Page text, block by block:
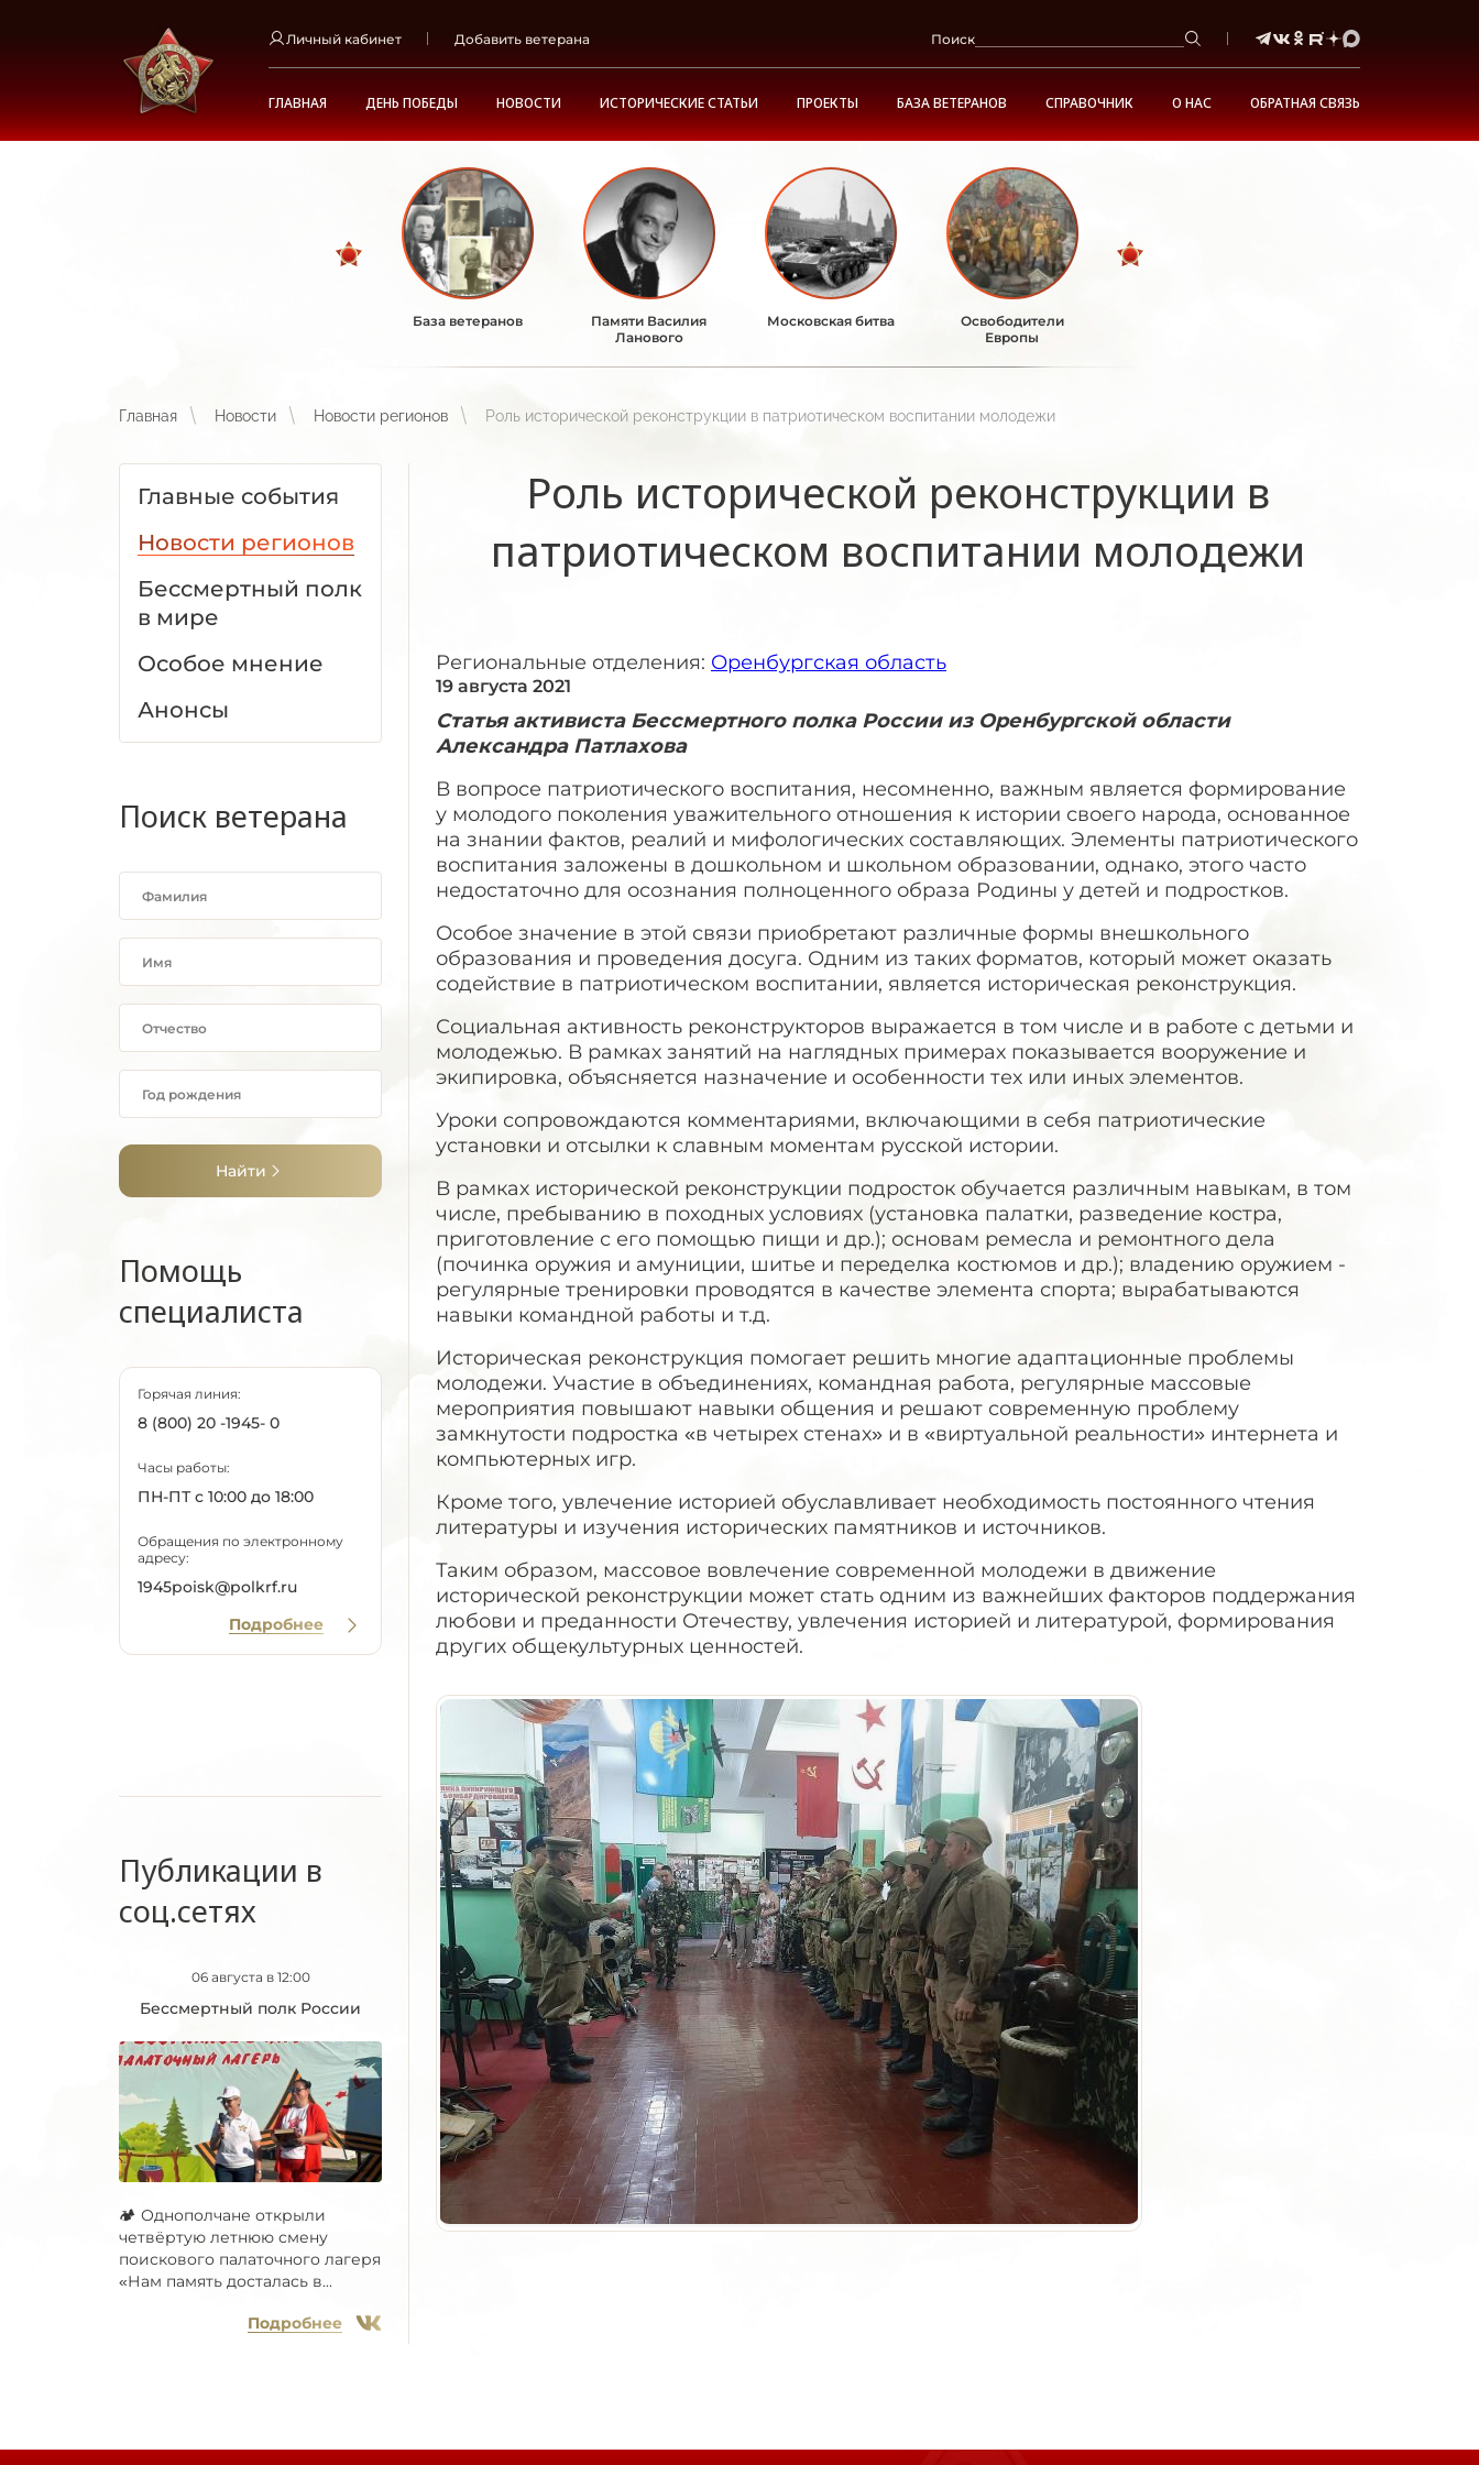
Личный кабинет Добавить ветерана Поиск
ГЛАВНАЯ ДЕНЬ ПОБЕДЫ НОВОСТИ ИСТОРИЧЕСКИЕ СТАТЬИ ПРОЕКТЫ БАЗА ВЕТЕРАНОВ СПРАВОЧНИК О НАС ОБРАТНАЯ СВЯЗЬ
База ветеранов
Памяти Василия
Ланового
Московская битва
Освободители
Европы
Главная Новости Новости регионов Роль исторической реконструкции в патриотическом воспитании молодежи
Главные события
Новости регионов
Бессмертный полк
в мире
Особое мнение
Анонсы
Поиск ветерана
Найти
Помощь
специалиста
Горячая линия:
8 (800) 20 -1945- 0
Часы работы:
ПН-ПТ с 10:00 до 18:00
Обращения по электронному
адресу:
1945poisk@polkrf.ru
Подробнее
Публикации в
соц.сетях
06 августа в 12:00
Бессмертный полк России
🏕 Однополчане открыли
четвёртую летнюю смену
поискового палаточного лагеря
«Нам память досталась в...
Подробнее
Роль исторической реконструкции в
патриотическом воспитании молодежи
Региональные отделения: Оренбургская область
19 августа 2021
Статья активиста Бессмертного полка России из Оренбургской области
Александра Патлахова
В вопросе патриотического воспитания, несомненно, важным является формирование
у молодого поколения уважительного отношения к истории своего народа, основанное
на знании фактов, реалий и мифологических составляющих. Элементы патриотического
воспитания заложены в дошкольном и школьном образовании, однако, этого часто
недостаточно для осознания полноценного образа Родины у детей и подростков.
Особое значение в этой связи приобретают различные формы внешкольного
образования и проведения досуга. Одним из таких форматов, который может оказать
содействие в патриотическом воспитании, является историческая реконструкция.
Социальная активность реконструкторов выражается в том числе и в работе с детьми и
молодежью. В рамках занятий на наглядных примерах показывается вооружение и
экипировка, объясняется назначение и особенности тех или иных элементов.
Уроки сопровождаются комментариями, включающими в себя патриотические
установки и отсылки к славным моментам русской истории.
В рамках исторической реконструкции подросток обучается различным навыкам, в том
числе, пребыванию в походных условиях (установка палатки, разведение костра,
приготовление с его помощью пищи и др.); основам ремесла и ремонтного дела
(починка оружия и амуниции, шитье и переделка костюмов и др.); владению оружием -
регулярные тренировки проводятся в качестве элемента спорта; вырабатываются
навыки командной работы и т.д.
Историческая реконструкция помогает решить многие адаптационные проблемы
молодежи. Участие в объединениях, командная работа, регулярные массовые
мероприятия повышают навыки общения и решают современную проблему
замкнутости подростка «в четырех стенах» и в «виртуальной реальности» интернета и
компьютерных игр.
Кроме того, увлечение историей обуславливает необходимость постоянного чтения
литературы и изучения исторических памятников и источников.
Таким образом, массовое вовлечение современной молодежи в движение
исторической реконструкции может стать одним из важнейших факторов поддержания
любови и преданности Отечеству, увлечения историей и литературой, формирования
других общекультурных ценностей.